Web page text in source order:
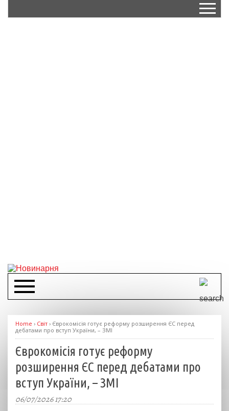
Home › Світ › Єврокомісія готує реформу розширення ЄС перед
дебатами про вступ України, – ЗМІ
Єврокомісія готує реформу
розширення ЄС перед дебатами про
вступ України, – ЗМІ
06/07/2026 17:20